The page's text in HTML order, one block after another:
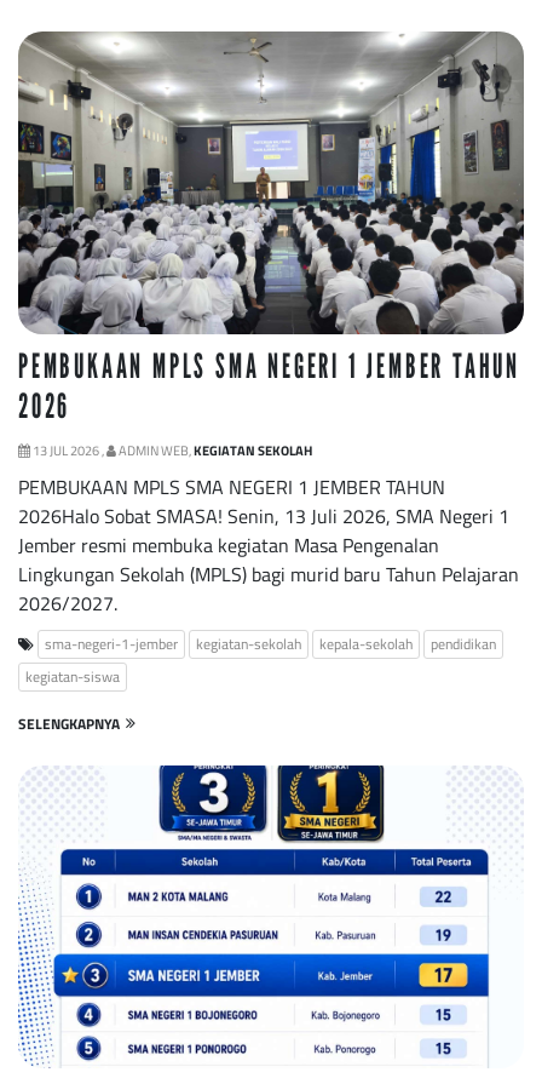
PEMBUKAAN MPLS SMA NEGERI 1 JEMBER TAHUN
2026
13 JUL 2026 , ADMIN WEB,KEGIATAN SEKOLAH
PEMBUKAAN MPLS SMA NEGERI 1 JEMBER TAHUN
2026Halo Sobat SMASA! Senin, 13 Juli 2026, SMA Negeri 1
Jember resmi membuka kegiatan Masa Pengenalan
Lingkungan Sekolah (MPLS) bagi murid baru Tahun Pelajaran
2026/2027.
sma-negeri-1-jember kegiatan-sekolah kepala-sekolah
pendidikan
kegiatan-siswa
SELENGKAPNYA